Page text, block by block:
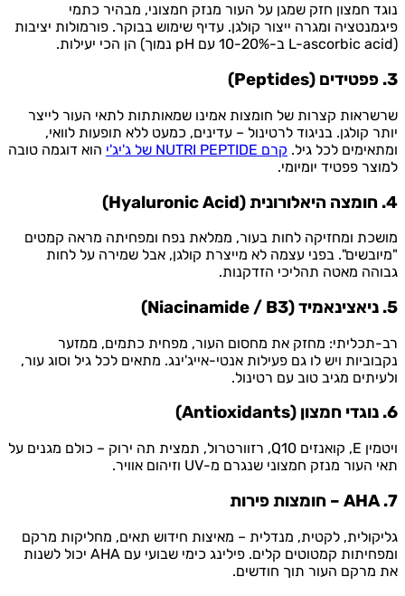
נוגד חמצון חזק שמגן על העור מנזק חמצוני, מבהיר כתמי
פיגמנטציה ומגרה ייצור קולגן. עדיף שימוש בבוקר. פורמולות יציבות
(L-ascorbic acid ב-10-20% עם pH נמוך) הן הכי יעילות.
3. פפטידים (Peptides)
שרשראות קצרות של חומצות אמינו שמאותתות לתאי העור לייצר
יותר קולגן. בניגוד לרטינול – עדינים, כמעט ללא תופעות לוואי,
ומתאימים לכל גיל. קרם NUTRI PEPTIDE של ג'יג'י
הוא דוגמה טובה
למוצר פפטיד יומיומי.
4. חומצה היאלורונית (Hyaluronic Acid)
מושכת ומחזיקה לחות בעור, ממלאת נפח ומפחיתה מראה קמטים
"מיובשים". בפני עצמה לא מייצרת קולגן, אבל שמירה על לחות
גבוהה מאטה תהליכי הזדקנות.
5. ניאצינאמיד (Niacinamide / B3)
רב-תכליתי: מחזק את מחסום העור, מפחית כתמים, ממזער
נקבוביות ויש לו גם פעילות אנטי-אייג'ינג. מתאים לכל גיל וסוג עור,
ולעיתים מגיב טוב עם רטינול.
6. נוגדי חמצון (Antioxidants)
ויטמין E, קואנזים Q10, רזוורטרול, תמצית תה ירוק – כולם מגנים על
תאי העור מנזק חמצוני שנגרם מ-UV וזיהום אוויר.
7. AHA – חומצות פירות
גליקולית, לקטית, מנדלית – מאיצות חידוש תאים, מחליקות מרקם
ומפחיתות קמטוטים קלים. פילינג כימי שבועי עם AHA יכול לשנות
את מרקם העור תוך חודשים.